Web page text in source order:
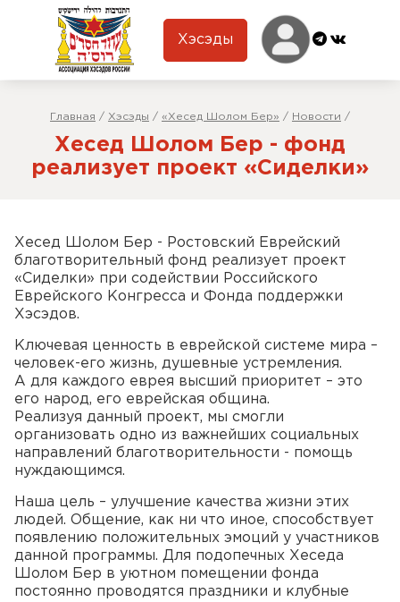
Хэсэды
Главная / Хэсэды / «Хесед Шолом Бер» / Новости /
Хесед Шолом Бер - фонд
реализует проект «Сиделки»
Хесед Шолом Бер - Ростовский Еврейский
благотворительный фонд реализует проект
«Сиделки» при содействии Российского
Еврейского Конгресса и Фонда поддержки
Хэсэдов.
Ключевая ценность в еврейской системе мира –
человек-его жизнь, душевные устремления.
А для каждого еврея высший приоритет – это
его народ, его еврейская община.
Реализуя данный проект, мы смогли
организовать одно из важнейших социальных
направлений благотворительности - помощь
нуждающимся.
Наша цель – улучшение качества жизни этих
людей. Общение, как ни что иное, способствует
появлению положительных эмоций у участников
данной программы. Для подопечных Хеседа
Шолом Бер в уютном помещении фонда
постоянно проводятся праздники и клубные